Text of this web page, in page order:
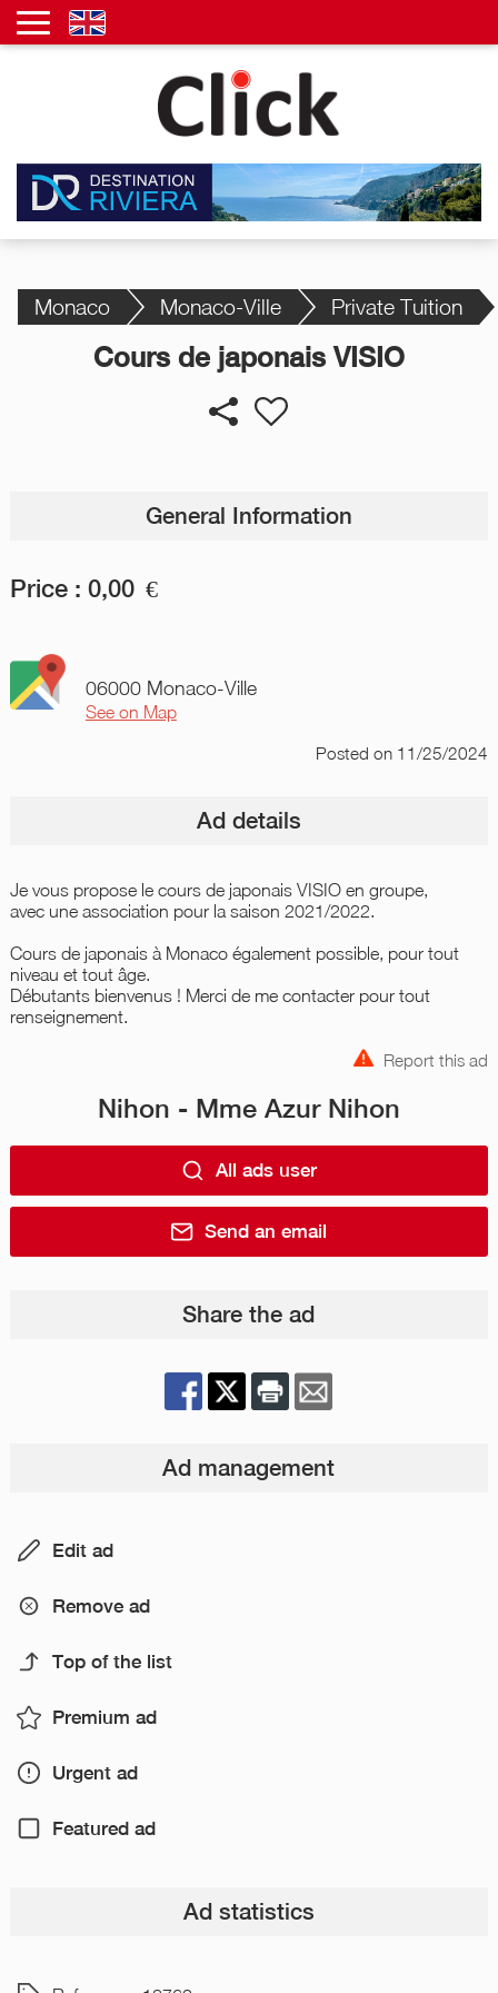
Monaco Monaco-Ville Private Tuition
Cours de japonais VISIO
General Information
Price : 0,00 €
06000 Monaco-Ville
See on Map
Postedon 11/25/2024
Ad details
Je vous propose le cours de japonais VISIO en groupe,
avec une association pour la saison 2021/2022.
Cours de japonais à Monaco également possible, pour tout
niveau et tout âge.
Débutants bienvenus ! Merci de me contacter pour tout
renseignement.
Report this ad
Nihon - Mme Azur Nihon
All ads user
Send an email
Share the ad
Ad management
Edit ad
Remove ad
Top of the list
Premium ad
Urgent ad
Featured ad
Ad statistics